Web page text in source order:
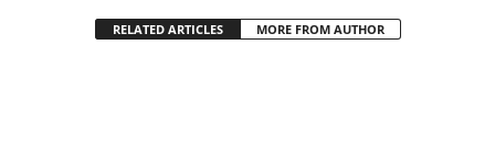
RELATED ARTICLES MORE FROM AUTHOR